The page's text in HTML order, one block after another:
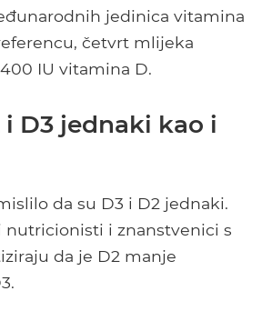
jedinica vitamina
četvrt mlijeka
IU vitamina D.
i D3 jednaki kao i
da su D3 i D2 jednaki.
i znanstvenici s
da je D2 manje